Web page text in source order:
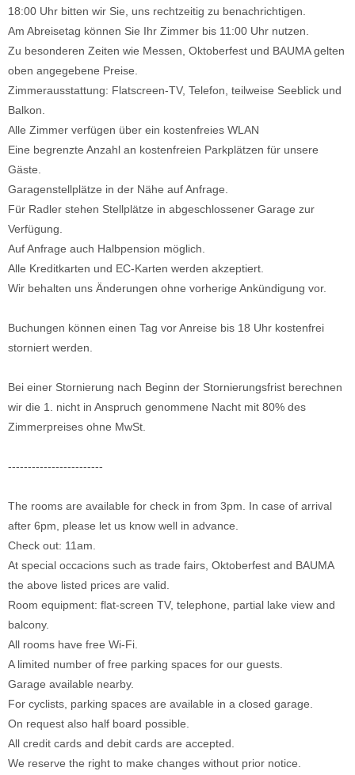
18:00 Uhr bitten wir Sie, uns rechtzeitig zu benachrichtigen.
Am Abreisetag können Sie Ihr Zimmer bis 11:00 Uhr nutzen.
Zu besonderen Zeiten wie Messen, Oktoberfest und BAUMA gelten
oben angegebene Preise.
Zimmerausstattung: Flatscreen-TV, Telefon, teilweise Seeblick und
Balkon.
Alle Zimmer verfügen über ein kostenfreies WLAN
Eine begrenzte Anzahl an kostenfreien Parkplätzen für unsere
Gäste.
Garagenstellplätze in der Nähe auf Anfrage.
Für Radler stehen Stellplätze in abgeschlossener Garage zur
Verfügung.
Auf Anfrage auch Halbpension möglich.
Alle Kreditkarten und EC-Karten werden akzeptiert.
Wir behalten uns Änderungen ohne vorherige Ankündigung vor.
Buchungen können einen Tag vor Anreise bis 18 Uhr kostenfrei
storniert werden.
Bei einer Stornierung nach Beginn der Stornierungsfrist berechnen
wir die 1. nicht in Anspruch genommene Nacht mit 80% des
Zimmerpreises ohne MwSt.
------------------------
The rooms are available for check in from 3pm. In case of arrival
after 6pm, please let us know well in advance.
Check out: 11am.
At special occacions such as trade fairs, Oktoberfest and BAUMA
the above listed prices are valid.
Room equipment: flat-screen TV, telephone, partial lake view and
balcony.
All rooms have free Wi-Fi.
A limited number of free parking spaces for our guests.
Garage available nearby.
For cyclists, parking spaces are available in a closed garage.
On request also half board possible.
All credit cards and debit cards are accepted.
We reserve the right to make changes without prior notice.